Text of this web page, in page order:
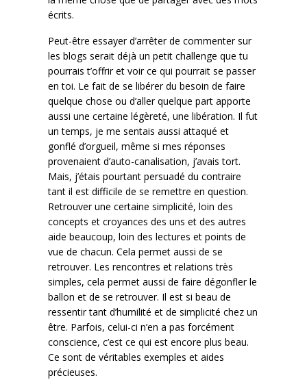
écrits.
Peut-être essayer d’arrêter de commenter sur
les blogs serait déjà un petit challenge que tu
pourrais t’offrir et voir ce qui pourrait se passer
en toi. Le fait de se libérer du besoin de faire
quelque chose ou d’aller quelque part apporte
aussi une certaine légèreté, une libération. Il fut
un temps, je me sentais aussi attaqué et
gonflé d’orgueil, même si mes réponses
provenaient d’auto-canalisation, j’avais tort.
Mais, j’étais pourtant persuadé du contraire
tant il est difficile de se remettre en question.
Retrouver une certaine simplicité, loin des
concepts et croyances des uns et des autres
aide beaucoup, loin des lectures et points de
vue de chacun. Cela permet aussi de se
retrouver. Les rencontres et relations très
simples, cela permet aussi de faire dégonfler le
ballon et de se retrouver. Il est si beau de
ressentir tant d’humilité et de simplicité chez un
être. Parfois, celui-ci n’en a pas forcément
conscience, c’est ce qui est encore plus beau.
Ce sont de véritables exemples et aides
précieuses.